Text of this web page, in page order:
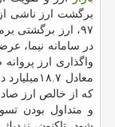
برگشت ارز ناشی
۹۷، ارز برگشتی
در سامانه نیما،
واگذاری ارز
معادل
كه از خالص ارز
و متداول بودن